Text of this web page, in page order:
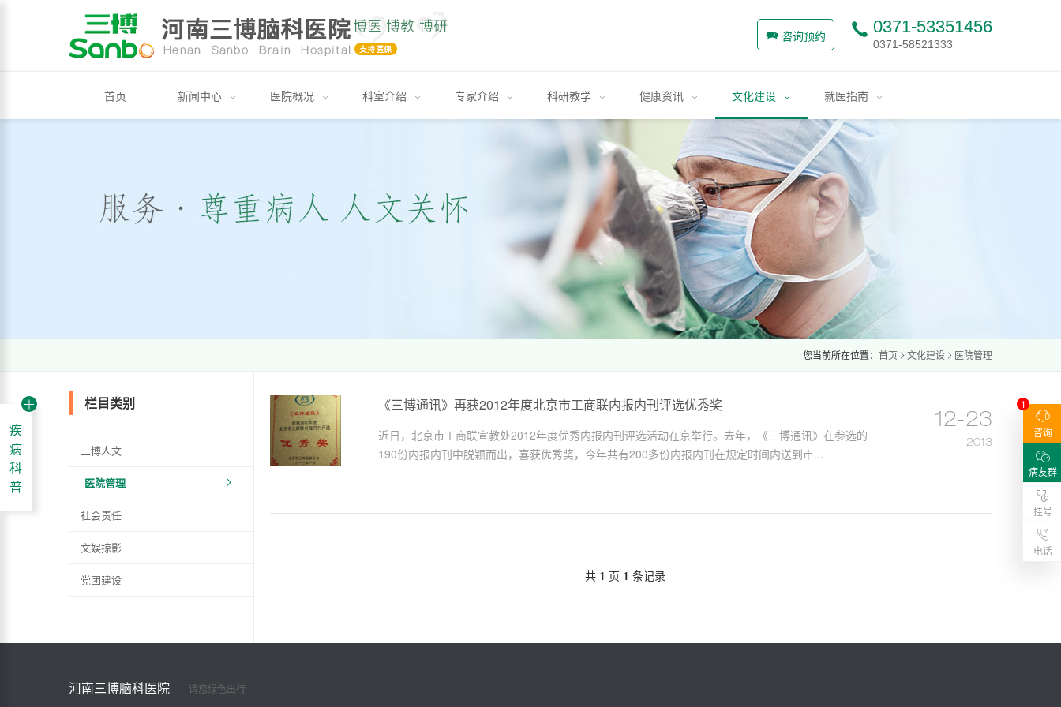
0371-53351456
0371-58521333
咨询预约
首页 新闻中心 医院概况 科室介绍 专家介绍 科研教学 健康资讯
文化建设
就医指南
您当前所在位置： 首页 文化建设 医院管理
栏目类别
三博人文
医院管理
社会责任
文娱掠影
党团建设
2013
12-23
《三博通讯》再获2012年度北京市工商联内报内刊评选优秀奖
近日，北京市工商联宣教处2012年度优秀内报内刊评选活动在京举行。去年，《三博通讯》在参选的
190份内报内刊中脱颖而出，喜获优秀奖，今年共有200多份内报内刊在规定时间内送到市...
共 1 页 1 条记录
疾
病
科
普
河南三博脑科医院 请您绿色出行
咨询
1
病友群
挂号
电话